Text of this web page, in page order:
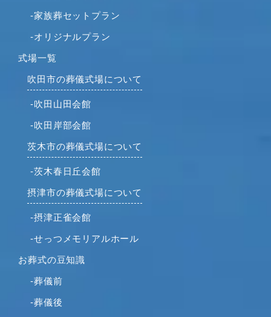
2022年2月
2022年1月
2021年12月
2021年11月
2021年10月
2021年9月
2021年8月
2021年7月
2021年6月
2021年5月
2021年4月
2021年1月
2020年12月
2020年11月
-家族葬セットプラン
-オリジナルプラン
式場一覧
吹田市の葬儀式場について
-吹田山田会館
-吹田岸部会館
茨木市の葬儀式場について
-茨木春日丘会館
摂津市の葬儀式場について
-摂津正雀会館
-せっつメモリアルホール
お葬式の豆知識
-葬儀前
-葬儀後